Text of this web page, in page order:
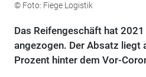
© Foto: Fiege Logistik
Das Reifengeschäft hat
angezogen. Der Absatz liegt
Prozent hinter dem Vor-